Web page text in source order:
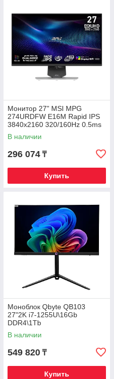
Монитор 27" MSI MPG
274URDFW E16M Rapid IPS
3840x2160 320/160Hz 0.5ms
1000cd/m2 1000:1 2xHDMI
1xDP
В наличии
296 074 ₸
Купить
Моноблок Qbyte QB103
27"2K i7-1255U\16Gb
DDR4\1Tb
NVMe\Web\Pivot\HAS\Win11Pr
o
В наличии
549 820 ₸
Купить